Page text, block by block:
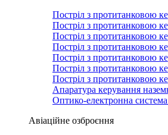
Постріл з протитанковою
Постріл з протитанковою
Постріл з протитанковою
Постріл з протитанковою
Постріл з протитанковою
Постріл з протитанковою
Постріл з протитанковою
Апаратура керування
Оптико-електронна
Авіаційне озброєння